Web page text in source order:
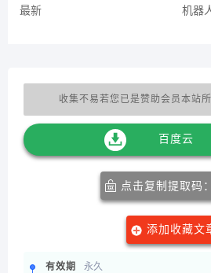
最新
机器
收集不易若您已是赞助会员本站
百度云
点击复制提取码
添加收藏文
有效期 永久